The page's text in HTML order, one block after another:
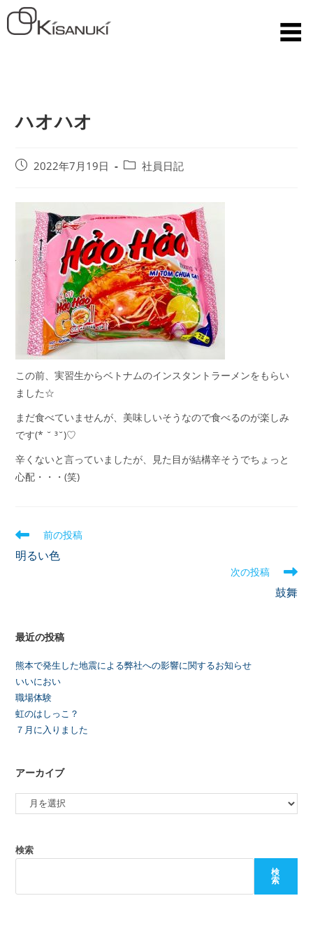
ハオハオ
2022年7月19日 社員日記
この前、実習生からベトナムのインスタントラーメンをもらい
ました☆
まだ食べていませんが、美味しいそうなので食べるのが楽しみ
です(* ˘ ³˘)♡
辛くないと言っていましたが、見た目が結構辛そうでちょっと
心配・・・(笑)
前の投稿
明るい色
次の投稿
鼓舞
最近の投稿
熊本で発生した地震による弊社への影響に関するお知らせ
いいにおい
職場体験
虹のはしっこ？
７月に入りました
アーカイブ
検索
検
索